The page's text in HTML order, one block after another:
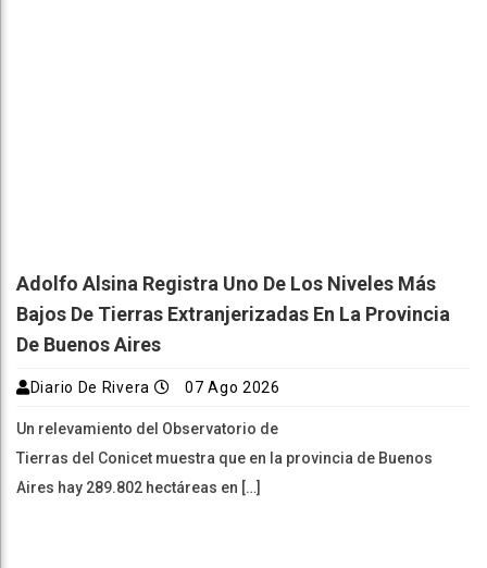
Adolfo Alsina Registra Uno De Los Niveles Más
Bajos De Tierras Extranjerizadas En La Provincia
De Buenos Aires
Diario De Rivera 07 Ago 2026
Un relevamiento del Observatorio de
Tierras del Conicet muestra que en la provincia de Buenos
Aires hay 289.802 hectáreas en […]